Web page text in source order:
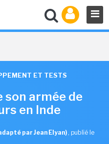
ET TESTS
armée de
en Inde
par Jean Elyan), publié le